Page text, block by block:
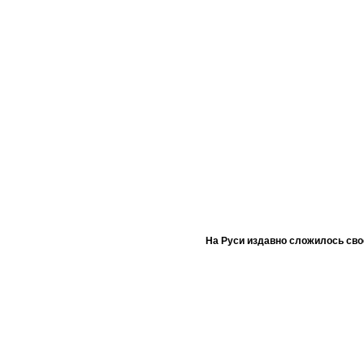
На Руси издавно сложилось